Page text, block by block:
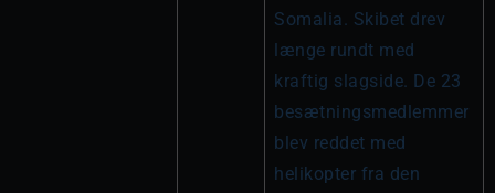
Somalia. Skibet drev
længe rundt med
kraftig slagside. De 23
besætningsmedlemmer
blev reddet med
helikopter fra den